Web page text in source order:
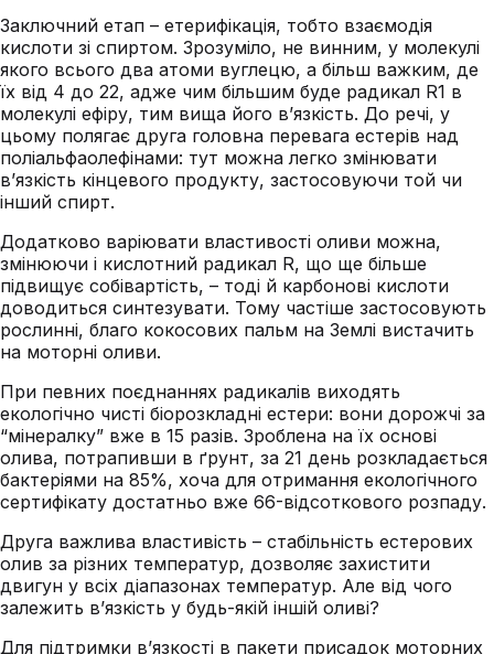
Заключний етап – етерифікація, тобто взаємодія
кислоти зі спиртом. Зрозуміло, не винним, у молекулі
якого всього два атоми вуглецю, а більш важким, де
їх від 4 до 22, адже чим більшим буде радикал R1 в
молекулі ефіру, тим вища його в’язкість. До речі, у
цьому полягає друга головна перевага естерів над
поліальфаолефінами: тут можна легко змінювати
в’язкість кінцевого продукту, застосовуючи той чи
інший спирт.
Додатково варіювати властивості оливи можна,
змінюючи і кислотний радикал R, що ще більше
підвищує собівартість, – тоді й карбонові кислоти
доводиться синтезувати. Тому частіше застосовують
рослинні, благо кокосових пальм на Землі вистачить
на моторні оливи.
При певних поєднаннях радикалів виходять
екологічно чисті біорозкладні естери: вони дорожчі за
“мінералку” вже в 15 разів. Зроблена на їх основі
олива, потрапивши в ґрунт, за 21 день розкладається
бактеріями на 85%, хоча для отримання екологічного
сертифікату достатньо вже 66-відсоткового розпаду.
Друга важлива властивість – стабільність естерових
олив за різних температур, дозволяє захистити
двигун у всіх діапазонах температур. Але від чого
залежить в’язкість у будь-якій іншій оливі?
Для підтримки в’язкості в пакети присадок моторних